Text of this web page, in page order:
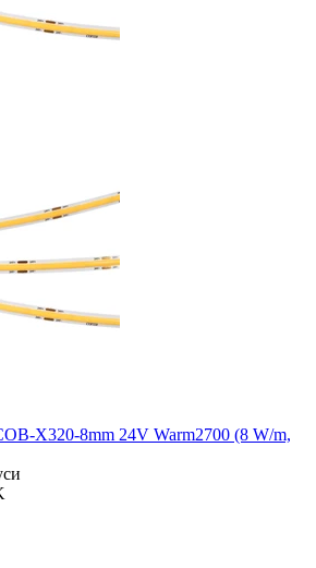
X320-8mm 24V Warm2700 (8 W/m,